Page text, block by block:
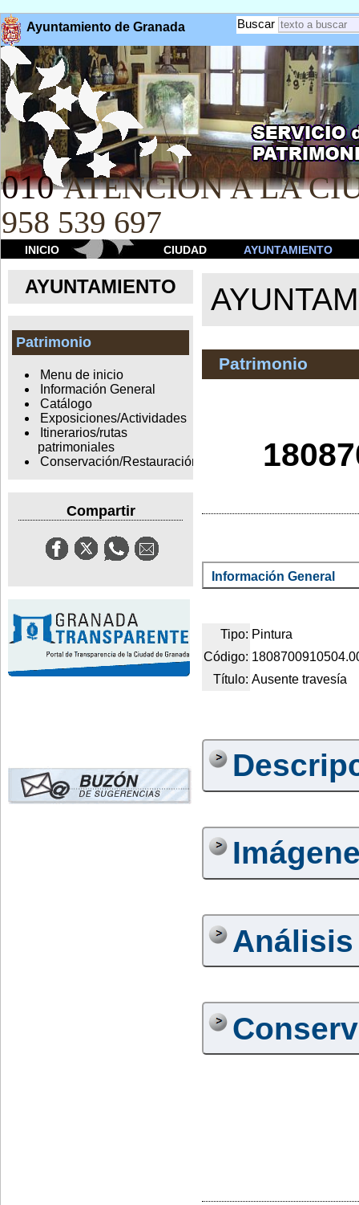
Ayuntamiento de Granada Buscar
010 ATENCION A LA
958 539 697
INICIO CIUDAD AYUNTAMIENTO
AYUNTAMIENTO
Patrimonio
Menu de inicio
Información General
Catálogo
Exposiciones/Actividades
Itinerarios/rutas
patrimoniales
Conservación/Restauración
Compartir
Patrimonio
Información General
Tipo: Pintura
Código:
Título: Ausente travesía